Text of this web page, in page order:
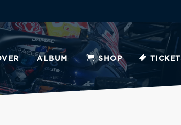
ALBUM SHOP